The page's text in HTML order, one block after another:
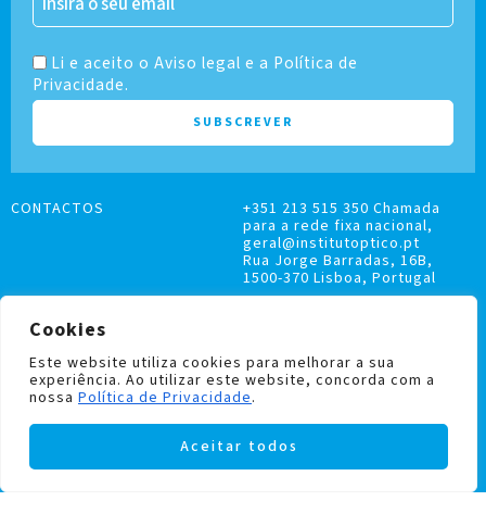
Cookies
Este website utiliza cookies para melhorar a sua
experiência. Ao utilizar este website, concorda com a
nossa Política de Privacidade.
Aceitar todos
Li e aceito o Aviso legal e a Política de
Privacidade.
LIVRO DE RECLAMAÇÕES
POLÍTICA DE PRIVACIDADE E COOKIES
CONTACTOS
+351 213 515 350 Chamada
para a rede fixa nacional,
geral@institutoptico.pt
Rua Jorge Barradas, 16B,
1500-370 Lisboa, Portugal